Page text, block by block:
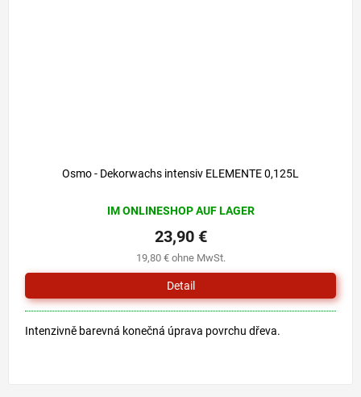
Osmo - Dekorwachs intensiv ELEMENTE 0,125L
IM ONLINESHOP AUF LAGER
19,80 € ohne MwSt.
23,90 €
Detail
Intenzivně barevná konečná úprava povrchu dřeva.